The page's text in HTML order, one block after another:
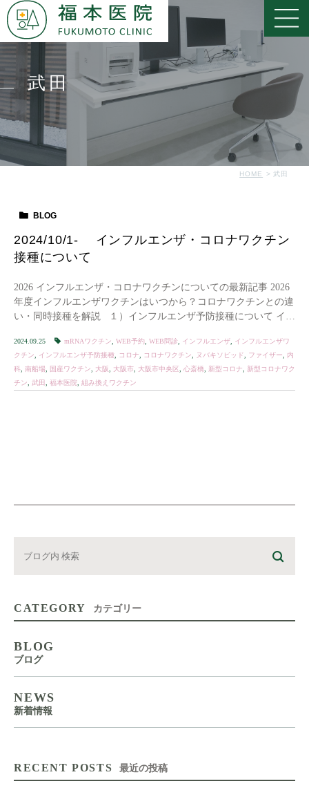
武田
HOME 武田
BLOG
2024/10/1- インフルエンザ・コロナワクチン
接種について
2026 インフルエンザ・コロナワクチンについての最新記事 2026
年度インフルエンザワクチンはいつから？コロナワクチンとの違
い・同時接種を解説 １）インフルエンザ予防接種について イン
2024.09.25 mRNAワクチン WEB予約 WEB問診 インフルエンザ
インフルエンザワ
クチン
インフルエンザ予防接種 コロナ コロナワクチン ヌバキソビッド ファイザー
内
科 南船場 国産ワクチン 大阪 大阪市 大阪市中央区 心斎橋 新型コロナ
新型コロナワク
チン
武田 福本医院 組み換えワクチン
CATEGORY カテゴリー
BLOG
ブログ
NEWS
新着情報
RECENT POSTS 最近の投稿